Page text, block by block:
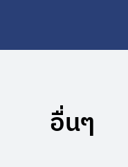
อื่นๆ